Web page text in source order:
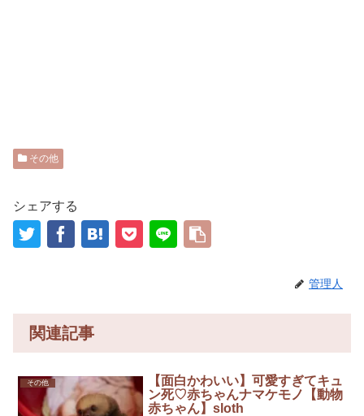
その他
シェアする
管理人
関連記事
その他
【面白かわいい】可愛すぎてキュ
ン死♡赤ちゃんナマケモノ【動物
赤ちゃん】sloth